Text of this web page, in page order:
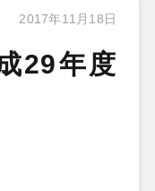
2017年11月18日
29年度